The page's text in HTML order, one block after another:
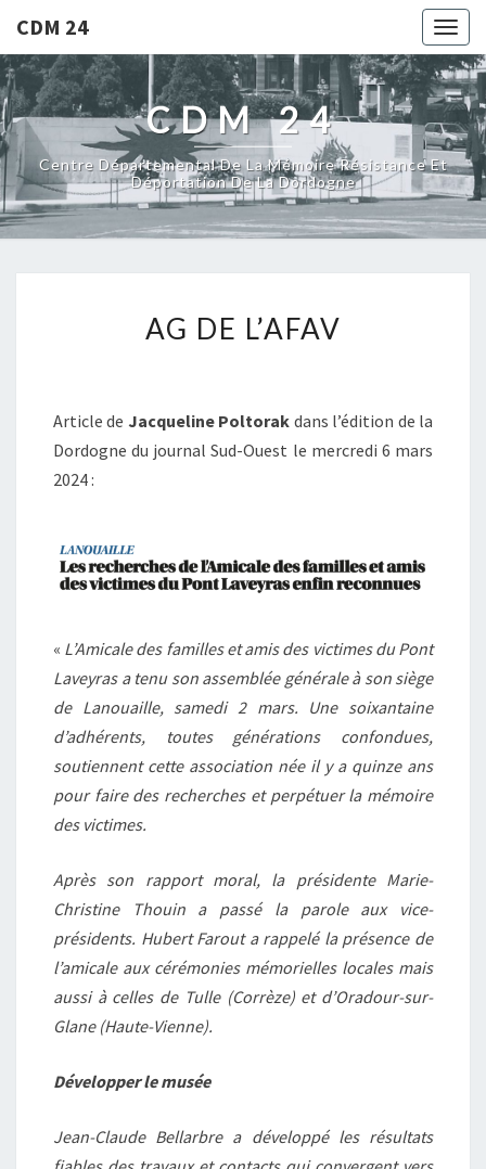
CDM 24
CDM 24
Centre Départemental De La Mémoire Résistance Et
Déportation De La Dordogne
AG DE L’AFAV
Article de Jacqueline Poltorak dans l’édition de la
Dordogne du journal Sud-Ouest le mercredi 6 mars
2024 :
« L’Amicale des familles et amis des victimes du Pont
Laveyras a tenu son assemblée générale à son siège
de Lanouaille, samedi 2 mars. Une soixantaine
d’adhérents, toutes générations confondues,
soutiennent cette association née il y a quinze ans
pour faire des recherches et perpétuer la mémoire
des victimes.
Après son rapport moral, la présidente Marie-
Christine Thouin a passé la parole aux vice-
présidents. Hubert Farout a rappelé la présence de
l’amicale aux cérémonies mémorielles locales mais
aussi à celles de Tulle (Corrèze) et d’Oradour-sur-
Glane (Haute-Vienne).
Développer le musée
Jean-Claude Bellarbre a développé les résultats